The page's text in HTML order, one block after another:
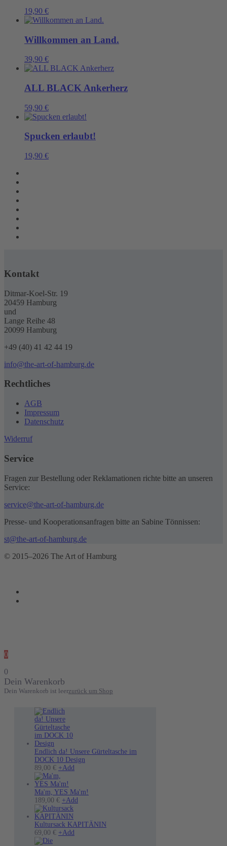
19,90 €
Willkommen an Land.
39,90 €
ALL BLACK Ankerherz
59,90 €
Spucken erlaubt!
19,90 €
Kontakt
Ditmar-Koel-Str. 19
20459 Hamburg
und
Lange Reihe 48
20099 Hamburg
+49 (40) 41 42 44 19
info@the-art-of-hamburg.de
Rechtliches
AGB
Impressum
Datenschutz
Widerruf
Service
Fragen zur Bestellung oder Reklamationen richte bitte an unseren
Service:
service@the-art-of-hamburg.de
Presse- und Kooperationsanfragen bitte an Sabine Tönnissen:
st@the-art-of-hamburg.de
© 2015–2026 The Art of Hamburg
0
0
Dein Warenkorb
Dein Warenkorb ist leerzurück um Shop
Endlich da! Unsere Gürteltasche im
DOCK 10 Design
89,00 € +Add
Ma'm, YES Ma'm!
189,00 € +Add
Kultursack KAPITÄNIN
69,00 € +Add